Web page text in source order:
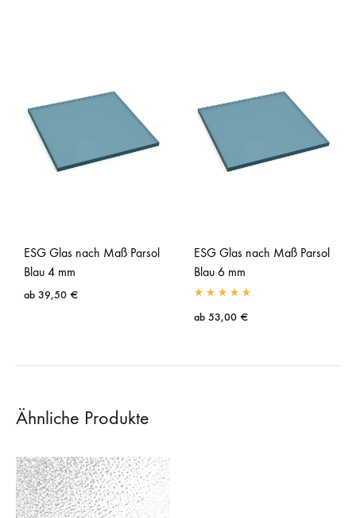
ESG Glas nach Maß Parsol
Blau 4 mm
ab 39,50 €
ESG Glas nach Maß Parsol
Blau 6 mm
ab 53,00 €
Ähnliche Produkte